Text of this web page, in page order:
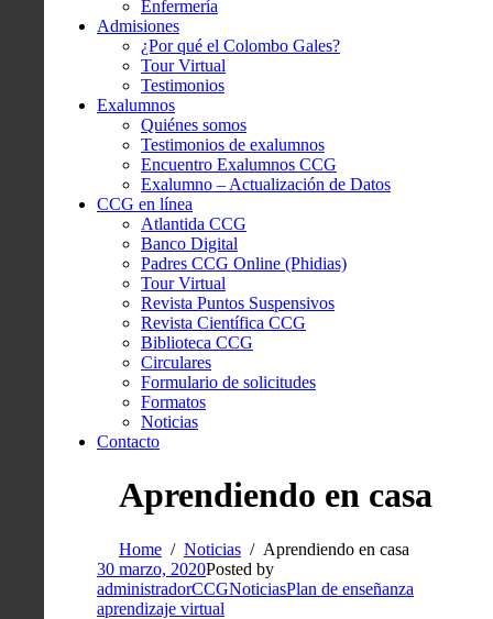
Enfermería
Admisiones
¿Por qué el Colombo Gales?
Tour Virtual
Testimonios
Exalumnos
Quiénes somos
Testimonios de exalumnos
Encuentro Exalumnos CCG
Exalumno – Actualización de Datos
CCG en línea
Atlantida CCG
Banco Digital
Padres CCG Online (Phidias)
Tour Virtual
Revista Puntos Suspensivos
Revista Científica CCG
Biblioteca CCG
Circulares
Formulario de solicitudes
Formatos
Noticias
Contacto
Aprendiendo en casa
Home Noticias
Aprendiendo en casa
30 marzo, 2020Posted by
administradorCCGNoticiasPlan de enseñanza
aprendizaje virtual